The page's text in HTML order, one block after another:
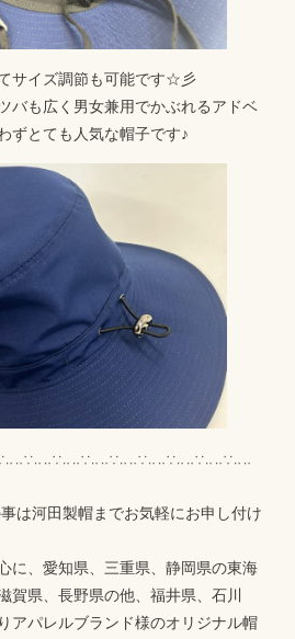
サイズ調節も可能です☆彡
バも広く男女兼用でかぶれるアドベ
ずとても人気な帽子です♪
は河田製帽までお気軽にお申し付け
に、愛知県、三重県、静岡県の東海
賀県、長野県の他、福井県、石川
アパレルブランド様のオリジナル帽